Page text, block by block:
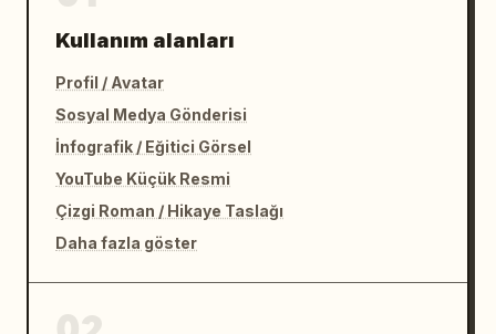
Kullanım alanları
Profil / Avatar
Sosyal Medya Gönderisi
İnfografik / Eğitici Görsel
YouTube Küçük Resmi
Çizgi Roman / Hikaye Taslağı
Daha fazla göster